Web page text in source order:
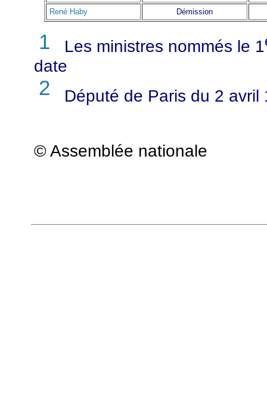
René Haby
Démission
1 Les ministres nommés le 1
date
2 Député de Paris du 2
© Assemblée nationale